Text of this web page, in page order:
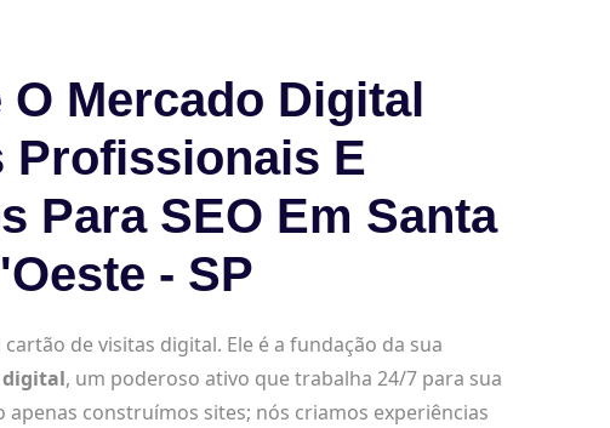
Mercado Digital
Profissionais E
Para SEO Em Santa
- SP
de visitas digital. Ele é a fundação da sua
, um poderoso ativo que trabalha 24/7 para sua
apenas construímos sites; nós criamos experiências